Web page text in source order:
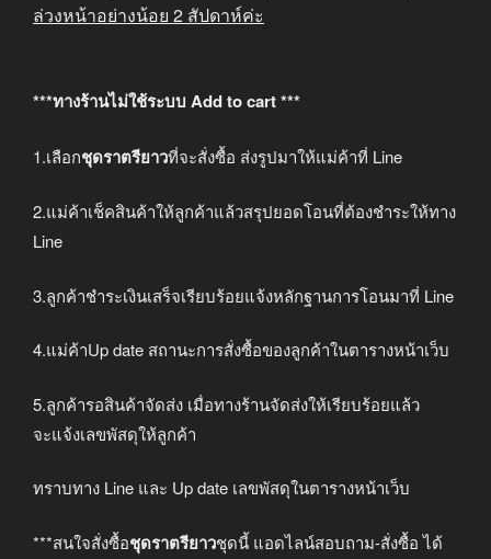
ล่วงหน้าอย่างน้อย 2 สัปดาห์ค่ะ
***ทางร้านไม่ใช้ระบบ Add to cart ***
1.เลือกชุดราตรียาวที่จะสั่งซื้อ ส่งรูปมาให้แม่ค้าที่ Line
2.แม่ค้าเช็คสินค้าให้ลูกค้าแล้วสรุปยอดโอนที่ต้องชำระให้ทาง
Line
3.ลูกค้าชำระเงินเสร็จเรียบร้อยแจ้งหลักฐานการโอนมาที่ Line
4.แม่ค้าUp date สถานะการสั่งซื้อของลูกค้าในตารางหน้าเว็บ
5.ลูกค้ารอสินค้าจัดส่ง เมื่อทางร้านจัดส่งให้เรียบร้อยแล้ว
จะแจ้งเลขพัสดุให้ลูกค้า
ทราบทาง Line และ Up date เลขพัสดุในตารางหน้าเว็บ
***สนใจสั่งซื้อชุดราตรียาวชุดนี้ แอดไลน์สอบถาม-สั่งซื้อ ได้